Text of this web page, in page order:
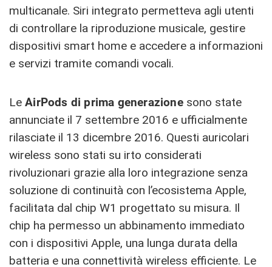
multicanale. Siri integrato permetteva agli utenti
di controllare la riproduzione musicale, gestire
dispositivi smart home e accedere a informazioni
e servizi tramite comandi vocali.
Le AirPods di prima generazione sono state
annunciate il 7 settembre 2016 e ufficialmente
rilasciate il 13 dicembre 2016. Questi auricolari
wireless sono stati su irto considerati
rivoluzionari grazie alla loro integrazione senza
soluzione di continuità con l’ecosistema Apple,
facilitata dal chip W1 progettato su misura. Il
chip ha permesso un abbinamento immediato
con i dispositivi Apple, una lunga durata della
batteria e una connettività wireless efficiente. Le